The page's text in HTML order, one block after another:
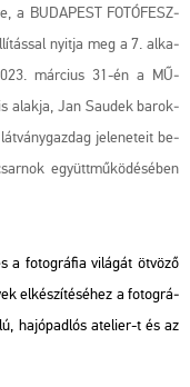
a BU­DA­PEST FO­TÓ­FESZ­
nyit­ja meg a 7. al­ka­
már­ci­us 31-én a MŰ­
alak­ja, Jan Sa­udek ba­rok­
je­le­ne­te­it be­
együtt­mű­kö­dé­sé­ben
a fo­tog­rá­fia vi­lá­gát öt­vö­ző
el­ké­szí­té­sé­hez a fo­tog­rá­
ha­jó­pad­lós ate­li­er-t és az